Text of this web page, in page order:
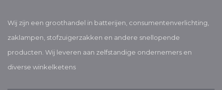
Wij zijn een groothandel in batterijen, consumentenverlichting,
zaklampen, stofzuigerzakken en andere snellopende
producten. Wij leveren aan zelfstandige ondernemers en
diverse winkelketens